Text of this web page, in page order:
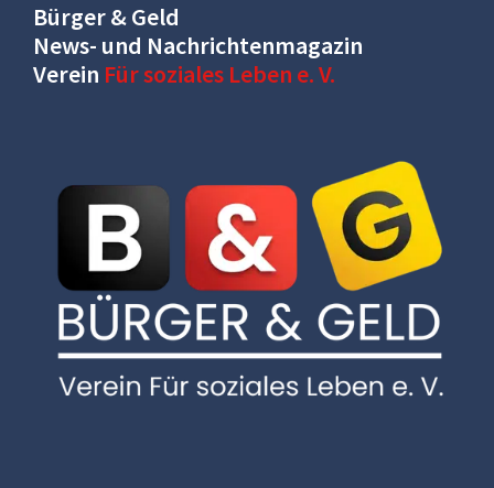
Bürger & Geld
News- und Nachrichtenmagazin
Verein Für soziales Leben e. V.